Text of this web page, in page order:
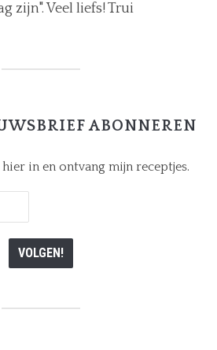
zijn". Veel liefs! Trui
ABONNEREN
in en ontvang mijn receptjes.